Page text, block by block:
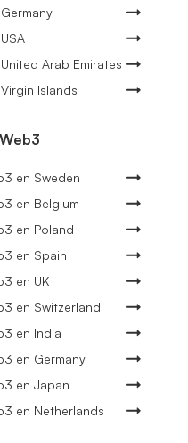
Arab Emirates
Islands
en Sweden
en Belgium
en Poland
en Spain
en UK
en Switzerland
en India
en Germany
en Japan
en Netherlands